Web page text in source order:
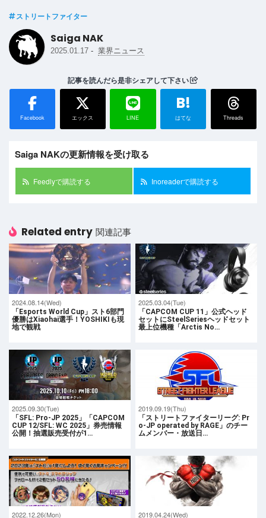
ストリートファイター
Saiga NAK
2025.01.17 - 業界ニュース
記事を読んだら是非シェアして下さい
Facebook エックス LINE
B!
はてな Threads
Saiga NAKの更新情報を受け取る
Feedlyで購読する Inoreaderで購読する
Related entry 関連記事
2024.08.14(Wed)
「Esports World Cup」スト6部門
優勝はXiaohai選手！YOSHIKIも現
地で観戦
2025.03.04(Tue)
「CAPCOM CUP 11」公式ヘッド
セットにSteelSeriesヘッドセット
最上位機種「Arctis No…
2025.09.30(Tue)
「SFL: Pro-JP 2025」「CAPCOM
CUP 12/SFL: WC 2025」券売情報
公開！抽選販売受付が1…
2019.09.19(Thu)
「ストリートファイターリーグ: Pr
o-JP operated by RAGE」のチー
ムメンバー・放送日…
2022.12.26(Mon) 2019.04.24(Wed)